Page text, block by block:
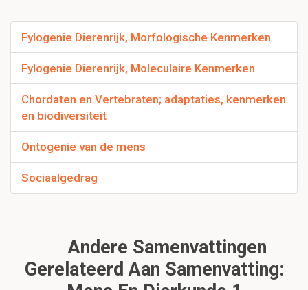
Fylogenie Dierenrijk, Morfologische Kenmerken
Fylogenie Dierenrijk, Moleculaire Kenmerken
Chordaten en Vertebraten; adaptaties, kenmerken
en biodiversiteit
Ontogenie van de mens
Sociaalgedrag
Andere Samenvattingen
Gerelateerd Aan Samenvatting: